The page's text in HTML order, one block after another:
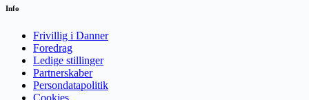
Info
Frivillig i Danner
Foredrag
Ledige stillinger
Partnerskaber
Persondatapolitik
Cookies